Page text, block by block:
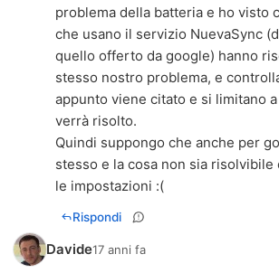
problema della batteria e ho visto
che usano il servizio NuevaSync
quello offerto da google) hanno
stesso nostro problema, e
appunto viene citato e si limitano
verrà risolto.
Quindi suppongo che anche per
stesso e la cosa non sia risolvibile
le impostazioni :(
Rispondi
Davide17 anni fa